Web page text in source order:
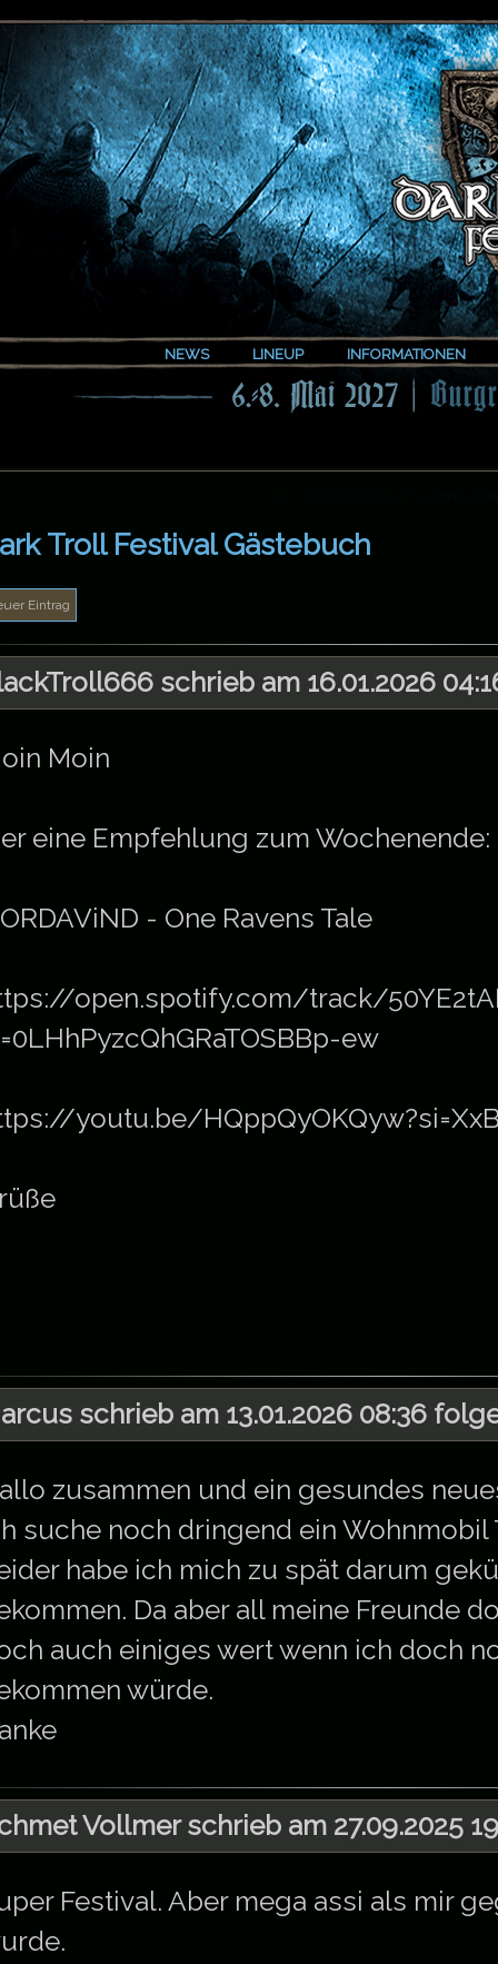
NEWS LINEUP INFORMATIONEN
Troll Festival Gästebuch
schrieb am 16.01.2026
Moin
eine Empfehlung zum Wochenende:
- One Ravens Tale
open.spotify.com/track/
ew
youtu.be/
schrieb am 13.01.2026 08:36
zusammen und ein gesundes
suche noch dringend ein Wohnmobil
habe ich mich zu spät darum
Da aber all meine Freunde
auch einiges wert wenn ich doch
würde.
Vollmer schrieb am 27.09.2025
Festival. Aber mega assi als mir